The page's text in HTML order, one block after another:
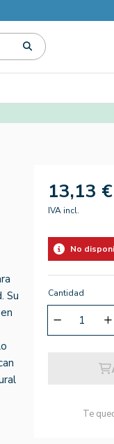
Su
13,13 €
IVA incl.
No
Cantidad
Te